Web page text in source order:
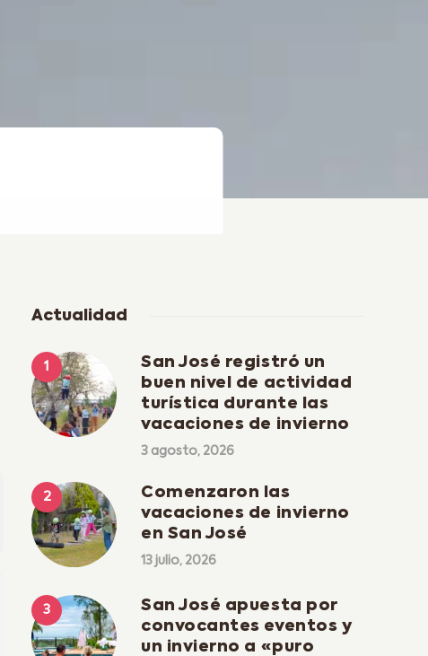
Actualidad
San José registró un
buen nivel de actividad
turística durante las
vacaciones de invierno
3 agosto, 2026
Comenzaron las
vacaciones de invierno
en San José
13 julio, 2026
San José apuesta por
convocantes eventos y
un invierno a «puro